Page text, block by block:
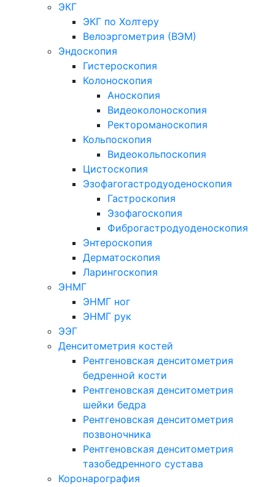
ЭКГ
ЭКГ по Холтеру
Велоэргометрия (ВЭМ)
Эндоскопия
Гистероскопия
Колоноскопия
Аноскопия
Видеоколоноскопия
Ректороманоскопия
Кольпоскопия
Видеокольпоскопия
Цистоскопия
Эзофагогастродуоденоскопия
Гастроскопия
Эзофагоскопия
Фиброгастродуоденоскопия
Энтероскопия
Дерматоскопия
Ларингоскопия
ЭНМГ
ЭНМГ ног
ЭНМГ рук
ЭЭГ
Денситометрия костей
Рентгеновская денситометрия
бедренной кости
Рентгеновская денситометрия
шейки бедра
Рентгеновская денситометрия
позвоночника
Рентгеновская денситометрия
тазобедренного сустава
Коронарография